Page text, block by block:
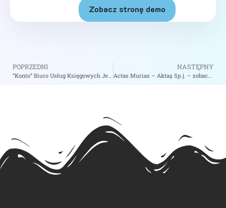
Zobacz stronę demo
POPRZEDNI
“Konto” Biuro Usług Księgowych Jerzy Łukasik – zobacz na biizii.com
NASTĘPNY
Actas Murias – Aktaş Sp.j. – zobacz na biizii.com